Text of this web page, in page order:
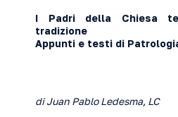
I Padri della Chiesa
tradizione
Appunti e testi di
di Juan Pablo Ledesma, LC